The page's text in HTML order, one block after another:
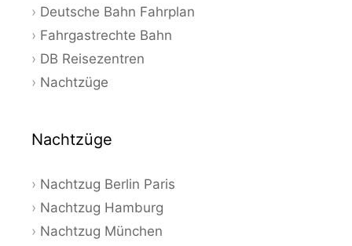
Deutsche Bahn Fahrplan
Fahrgastrechte Bahn
DB Reisezentren
Nachtzüge
Nachtzüge
Nachtzug Berlin Paris
Nachtzug Hamburg
Nachtzug München